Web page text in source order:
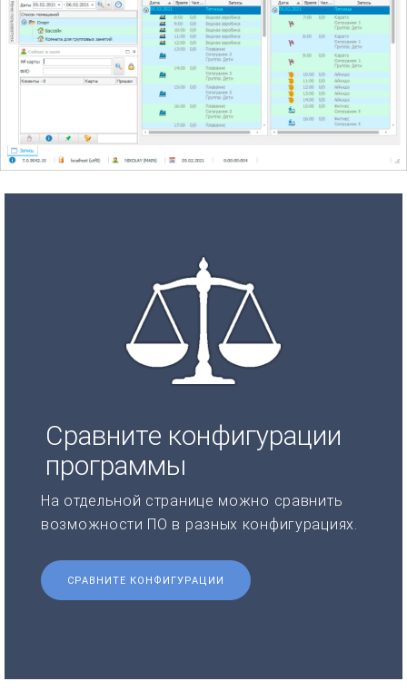
Сравните конфигурации
программы
На отдельной странице можно сравнить
возможности ПО в разных конфигурациях.
СРАВНИТЕ КОНФИГУРАЦИИ